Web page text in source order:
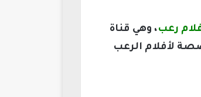
، وهي قناة
لأفلام الرعب